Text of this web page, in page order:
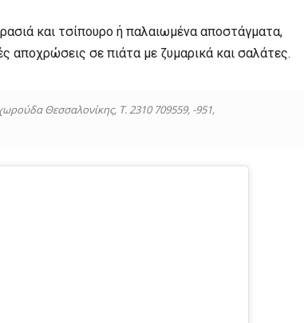
και τσίπουρο ή παλαιωμένα αποστάγματα,
αποχρώσεις σε πιάτα με ζυμαρικά και σαλάτες.
Θεσσαλονίκης, Τ. 2310 709559, -951,